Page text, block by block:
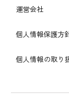
運営会社
個人情報保護方
個人情報の取り